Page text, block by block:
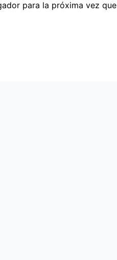
para la próxima vez que